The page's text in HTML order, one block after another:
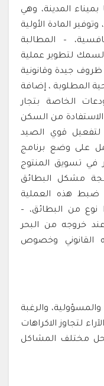
المدينة، وهي
المادة الأولية
– المطالبة
لتطوير عملية
جيدة وقانونية
المطلوبة ، إضافة
الخاصة بتجار
من السكن
لتفعيل قوي الصيد
على وضع برنامج
تسويق المنتوج
مشكل البطائق
ضبط هذه العملية
من البطائق، –
خروجه من البحر
وخصوص
والرغبة
لتجاوز الاكراهات
مختلف المشاكل